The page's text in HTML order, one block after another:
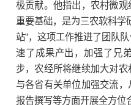
极贡献。他指出，农村微
重要基础，是为三农软科学
站”，这项工作推进了团队
速了成果产出，加强了兄
步，农经所将继续加大对农
与各省有关单位加强交流
报告撰写等方面开展全方位